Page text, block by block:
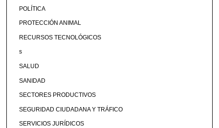
POLÍTICA
PROTECCIÓN ANIMAL
RECURSOS TECNOLÓGICOS
s
SALUD
SANIDAD
SECTORES PRODUCTIVOS
SEGURIDAD CIUDADANA Y TRÁFICO
SERVICIOS JURÍDICOS